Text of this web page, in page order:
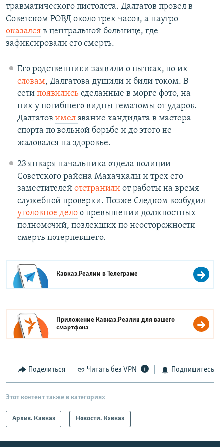
травматического пистолета. Далгатов провел в
Советском РОВД около трех часов, а наутро
оказался в центральной больнице, где
зафиксировали его смерть.
Его родственники заявили о пытках, по их
словам, Далгатова душили и били током. В
сети появилисьсделанные в морге фото, на
них у погибшего видны гематомы от ударов.
Далгатов имел звание кандидата в мастера
спорта по вольной борьбе и до этого не
жаловался на здоровье.
23 января начальника отдела полиции
Советского района Махачкалы и трех его
заместителей отстранилиот работы на время
служебной проверки. Позже Следком возбудил
уголовное делоо превышении должностных
полномочий, повлекших по неосторожности
смерть потерпевшего.
Кавказ.Реалии вТелеграме
Приложение Кавказ.Реалии для вашего
смартфона
Поделиться Читать без VPN Подпишитесь
Этот контент также в категориях
Архив. Кавказ Новости. Кавказ